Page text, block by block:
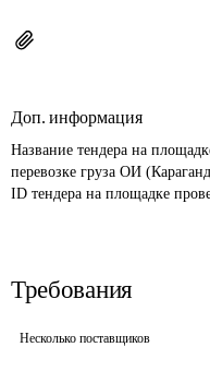
Доп. информация
Название тендера на
перевозке груза ОИ
ID тендера на площадке
Требования
Несколько поставщиков